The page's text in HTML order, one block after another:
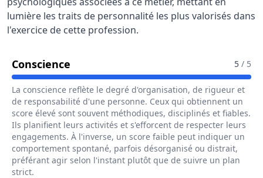
lumière les traits de personnalité les plus valorisés dans
l'exercice de cette profession.
Conscience Pour Le Métier De Gestionnaire De
5 / 5
La conscience reflète le degré d'organisation, de rigueur et
de responsabilité d'une personne. Ceux qui obtiennent un
score élevé sont souvent méthodiques, disciplinés et fiables.
Ils planifient leurs activités et s'efforcent de respecter leurs
engagements. À l'inverse, un score faible peut indiquer un
comportement spontané, parfois désorganisé ou distrait,
préférant agir selon l'instant plutôt que de suivre un plan
strict.